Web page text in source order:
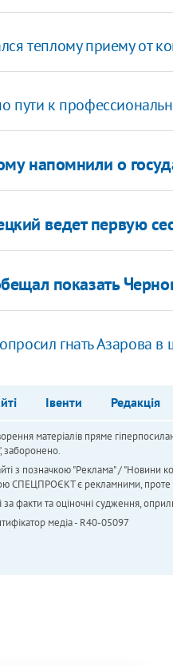
теплому приему от
пути к
напомнили о
ведет первую
показать
гнать Азарова в
Івенти Редакція
матеріалів пряме
заборонено.
з позначкою "Реклама" / "Новини
СПЕЦПРОЄКТ є рекламними, проте
за факти та оціночні судження,
медіа - R40-05097